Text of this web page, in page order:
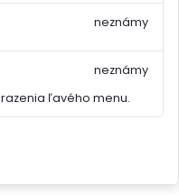
neznámy
ľavého menu.
neznámy